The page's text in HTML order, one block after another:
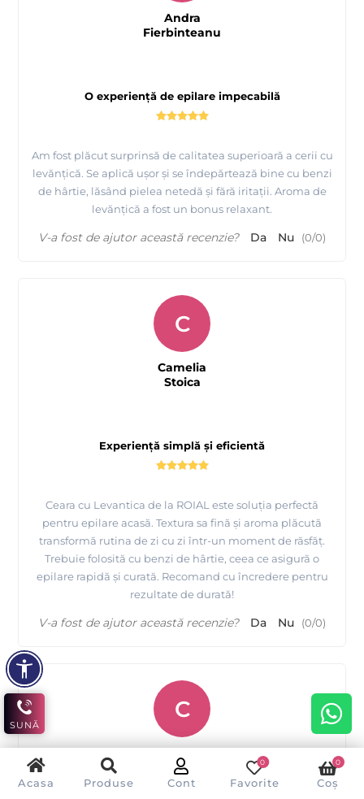
Acasa Produse Cont Favorite
0
Coș
0
O experiență de epilare impecabilă
Am fost plăcut surprinsă de calitatea superioară a cerii cu
levănțică. Se aplică ușor și se îndepărtează bine cu benzi
de hârtie, lăsând pielea netedă și fără iritații. Aroma de
levănțică a fost un bonus relaxant.
Andra
Fierbinteanu
V-a fost de ajutor această recenzie? Da Nu (0/0)
Experiență simplă și eficientă
Ceara cu Levantica de la ROIAL este soluția perfectă
pentru epilare acasă. Textura sa fină și aroma plăcută
transformă rutina de zi cu zi într-un moment de răsfăț.
Trebuie folosită cu benzi de hârtie, ceea ce asigură o
epilare rapidă și curată. Recomand cu încredere pentru
rezultate de durată!
C
Camelia
Stoica
V-a fost de ajutor această recenzie? Da Nu (0/0)
C
Cecilia Stefan
SUNĂ